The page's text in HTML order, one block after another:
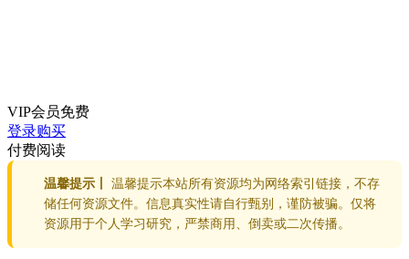
VIP会员免费
登录购买
付费阅读
温馨提示丨
温馨提示本站所有资源均为网络索引链接，不存
储任何资源文件。信息真实性请自行甄别，谨防被骗。仅将
资源用于个人学习研究，严禁商用、倒卖或二次传播。